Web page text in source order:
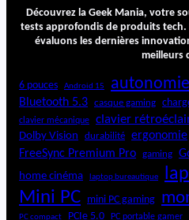
a
s
t
m
i
n
i
-
P
g
a
m
Découvrez la Geek Mania, votre
tests approfondis de produits
évaluons les dernières
meilleurs
6 pouces Android 15
Bluetooth 5.3 casque gaming
clavier mécanique clavier
Dolby Vision durabilité ergonomie
FreeSync Premium Pro
gaming
home cinéma laptop bureautique
Mini PC mini PC gaming
PC compact PCIe 5.0 PC portable gamer